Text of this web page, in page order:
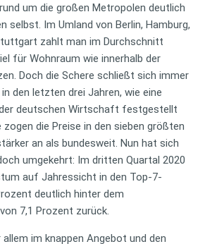
um die großen Metropolen deutlich
selbst. Im Umland von Berlin, Hamburg,
zahlt man im Durchschnitt
für Wohnraum wie innerhalb der
Doch die Schere schließt sich immer
den letzten drei Jahren, wie eine
deutschen Wirtschaft festgestellt
zogen die Preise in den sieben größten
an als bundesweit. Nun hat sich
umgekehrt: Im dritten Quartal 2020
auf Jahressicht in den Top-7-
deutlich hinter dem
7,1 Prozent zurück.
allem im knappen Angebot und den